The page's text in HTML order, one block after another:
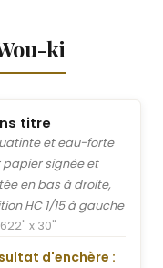
ki
titre
et eau-forte
papier signée et
en bas à droite,
HC 1/15 à gauche
22" x 30"
d'enchère :